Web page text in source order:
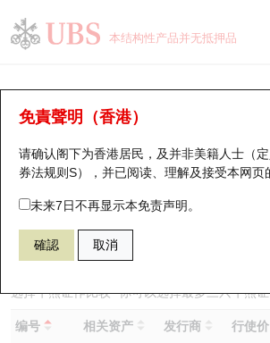
本结构性产品并无抵押品
免責聲明（香港）
请确认阁下为香港居民，及并非美籍人士（
券法规则S），并已阅读、理解及接受本网页
未来7日不再显示本免责声明。
確認 取消
牛熊证分析仪
表现 街货统计 比较
59436 瑞银熊证 2015 理想汽
选择牛熊证作比较 *你可以选择最多三只牛熊证
编号 相关资产 发行商 行使价
瑞银认股证一览
新发行瑞银认股证
即将到期认股证
认股证到期结算价查找
认股证分析仪
认股证速算机
街货统计
比较
牛熊全景快搜
牛熊证搜寻
牛熊证街货分布图
正股牛熊证列表
新发行瑞银牛熊证
已收回牛熊证剩余价值
街货统计
比较
十大升幅/跌幅
十大认股证成交分布
十天股证占大市成交
资金流
街货统计
三十大平均引伸波幅
正股分析仪
二十大活跃股份
恒指成份股
国指成份股
科指成份股
相关资产沽空
持股比重
显示所有持股比重
每月轮证大市专题
轮证专栏
讲座及教育短片
认股证投资者教育
牛熊证投资者教育
认股证牛熊证常问问题